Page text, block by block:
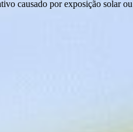
causado por exposição solar